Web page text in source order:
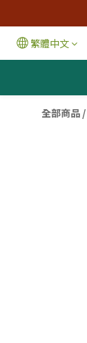
繁體中文
全部商品 /